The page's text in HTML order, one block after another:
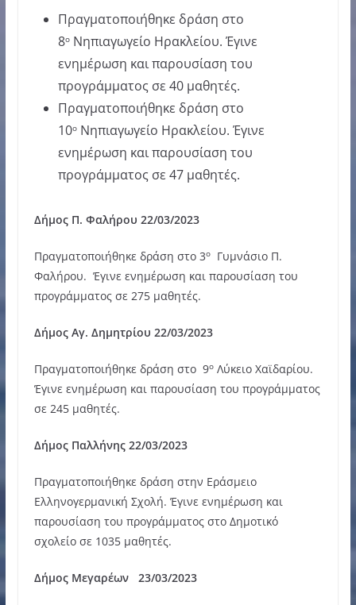
Πραγματοποιήθηκε δράση στο
8οΝηπιαγωγείο Ηρακλείου. Έγινε
ενημέρωση και παρουσίαση του
προγράμματος σε 40 μαθητές.
Πραγματοποιήθηκε δράση στο
10οΝηπιαγωγείο Ηρακλείου. Έγινε
ενημέρωση και παρουσίαση του
προγράμματος σε 47 μαθητές.
Δήμος Π. Φαλήρου 22/03/2023
Πραγματοποιήθηκε δράση στο 3οΓυμνάσιο Π.
Φαλήρου. Έγινε ενημέρωση και παρουσίαση του
προγράμματος σε 275 μαθητές.
Δήμος Αγ. Δημητρίου 22/03/2023
Πραγματοποιήθηκε δράση στο 9οΛύκειο Χαϊδαρίου.
Έγινε ενημέρωση και παρουσίαση του προγράμματος
σε 245 μαθητές.
Δήμος Παλλήνης 22/03/2023
Πραγματοποιήθηκε δράση στην Εράσμειο
Ελληνογερμανική Σχολή. Έγινε ενημέρωση και
παρουσίαση του προγράμματος στο Δημοτικό
σχολείο σε 1035 μαθητές.
Δήμος Μεγαρέων 23/03/2023